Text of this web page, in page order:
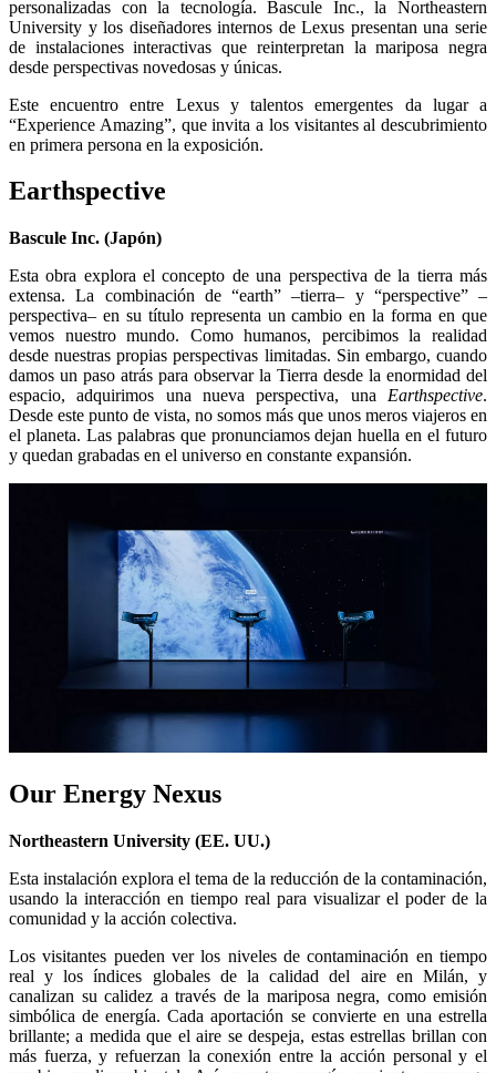
personalizadas con la tecnología. Bascule Inc., la Northeastern
University y los diseñadores internos de Lexus presentan una serie
de instalaciones interactivas que reinterpretan la mariposa negra
desde perspectivas novedosas y únicas.
Este encuentro entre Lexus y talentos emergentes da lugar a
“Experience Amazing”, que invita a los visitantes al descubrimiento
en primera persona en la exposición.
Earthspective
Bascule Inc. (Japón)
Esta obra explora el concepto de una perspectiva de la tierra más
extensa. La combinación de “earth” –tierra– y “perspective” –
perspectiva– en su título representa un cambio en la forma en que
vemos nuestro mundo. Como humanos, percibimos la realidad
desde nuestras propias perspectivas limitadas. Sin embargo, cuando
damos un paso atrás para observar la Tierra desde la enormidad del
espacio, adquirimos una nueva perspectiva, una Earthspective.
Desde este punto de vista, no somos más que unos meros viajeros en
el planeta. Las palabras que pronunciamos dejan huella en el futuro
y quedan grabadas en el universo en constante expansión.
Our Energy Nexus
Northeastern University (EE. UU.)
Esta instalación explora el tema de la reducción de la contaminación,
usando la interacción en tiempo real para visualizar el poder de la
comunidad y la acción colectiva.
Los visitantes pueden ver los niveles de contaminación en tiempo
real y los índices globales de la calidad del aire en Milán, y
canalizan su calidez a través de la mariposa negra, como emisión
simbólica de energía. Cada aportación se convierte en una estrella
brillante; a medida que el aire se despeja, estas estrellas brillan con
más fuerza, y refuerzan la conexión entre la acción personal y el